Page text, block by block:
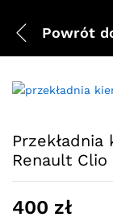
Powrót
Renault
400 zł